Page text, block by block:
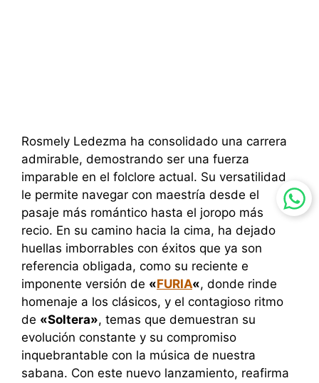
Rosmely Ledezma ha consolidado una carrera
admirable, demostrando ser una fuerza
imparable en el folclore actual. Su versatilidad
le permite navegar con maestría desde el
pasaje más romántico hasta el joropo más
recio. En su camino hacia la cima, ha dejado
huellas imborrables con éxitos que ya son
referencia obligada, como su reciente e
imponente versión de «FURIA«, donde rinde
homenaje a los clásicos, y el contagioso ritmo
de «Soltera», temas que demuestran su
evolución constante y su compromiso
inquebrantable con la música de nuestra
sabana. Con este nuevo lanzamiento, reafirma